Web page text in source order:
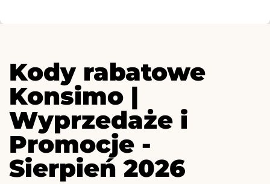
Kody rabatowe
Konsimo |
Wyprzedaże i
Promocje -
Sierpień 2026